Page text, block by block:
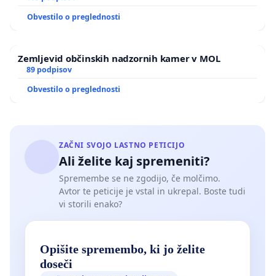
bidens-executive-order-on-crypto.html
Izguba položaja Evrope, bo pridobitev Združenih
vodstvo in nadzor nad Web3 in kriptovalutami
Ključnega pomena je, da Evropa ostane v inovacijski
tekmi in izkoristi priložnost, da zgradi prvake in
voditelje prihodnjega sveta Web3 ter pri tem
ustvari na tisoče delovnih mest.
preteklosti, ne poslušajmo in ne zaupajmo tistim, ki
nas na koncu vodijo, kontrolirajo in nam povzročijo
Obvestilo o preglednosti
Zemljevid občinskih nadzornih kamer v MOL
89 podpisov
Obvestilo o preglednosti
ZAČNI SVOJO LASTNO PETICIJO
Ali želite kaj spremeniti?
Spremembe se ne zgodijo, če molčimo.
Avtor te peticije je vstal in ukrepal. Boste tudi
vi storili enako?
Opišite spremembo, ki jo želite
doseči